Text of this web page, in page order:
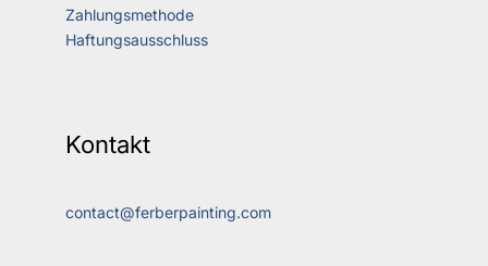
Zahlungsmethode
Haftungsausschluss
Kontakt
contact@ferberpainting.com